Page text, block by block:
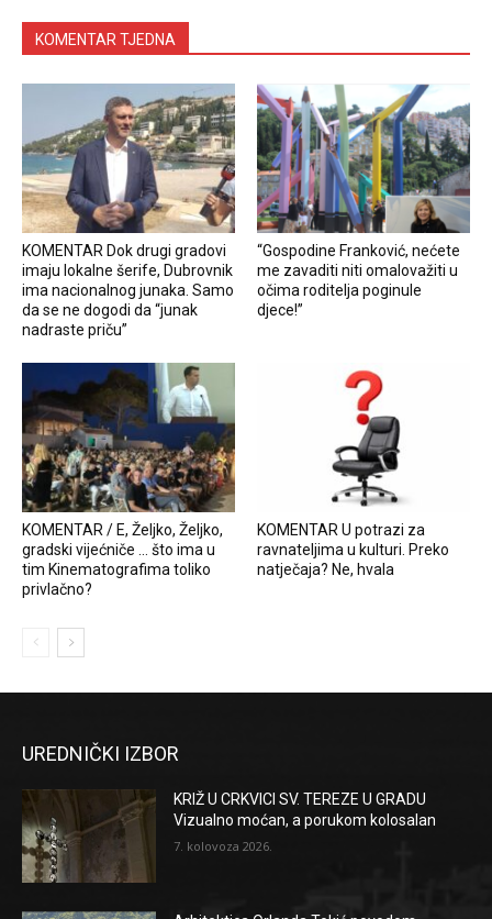
KOMENTAR TJEDNA
KOMENTAR Dok drugi gradovi
imaju lokalne šerife, Dubrovnik
ima nacionalnog junaka. Samo
da se ne dogodi da “junak
nadraste priču”
“Gospodine Franković, nećete
me zavaditi niti omalovažiti u
očima roditelja poginule
djece!”
KOMENTAR / E, Željko, Željko,
gradski vijećniče … što ima u
tim Kinematografima toliko
privlačno?
KOMENTAR U potrazi za
ravnateljima u kulturi. Preko
natječaja? Ne, hvala
UREDNIČKI IZBOR
KRIŽ U CRKVICI SV. TEREZE U GRADU
Vizualno moćan, a porukom kolosalan
7. kolovoza 2026.